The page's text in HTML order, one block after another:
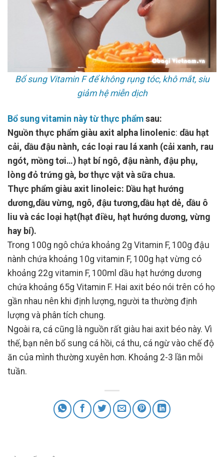
Bổ sung Vitamin F để không rụng tóc, khô mắt, siu
giảm hệ miễn dịch
Bổ sung vitamin này từ thực phẩm sau:
Nguồn thực phẩm giàu axit alpha linolenic: dầu hạt
cải, dầu đậu nành, các loại rau lá xanh (cải xanh, rau
ngót, mồng tơi…) hạt bí ngô, đậu nành, đậu phụ,
lòng đỏ trứng gà, bơ thực vật và sữa chua.
Thực phẩm giàu axit linoleic: Dầu hạt hướng
dương,dầu vừng, ngô, đậu tương,dầu hạt dẻ, dầu ô
liu và các loại hạt(hạt điều, hạt hướng dương, vừng
hay bí).
Trong 100g ngô chứa khoảng 2g Vitamin F, 100g đậu
nành chứa khoảng 10g vitamin F, 100g hạt vừng có
khoảng 22g vitamin F, 100ml dầu hạt hướng dương
chứa khoảng 65g Vitamin F. Hai axit béo nói trên có họ
gần nhau nên khi định lượng, người ta thường định
lượng và phân tích chung.
Ngoài ra, cá cũng là nguồn rất giàu hai axit béo này. Vì
thế, bạn nên bổ sung cá hồi, cá thu, cá ngừ vào chế độ
ăn của mình thường xuyên hơn. Khoảng 2-3 lần mỗi
tuần.